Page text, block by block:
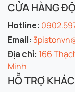
CỬA HÀNG
Hotline:
Email:
Địa chỉ: 166
Minh
HỖ TRỢ